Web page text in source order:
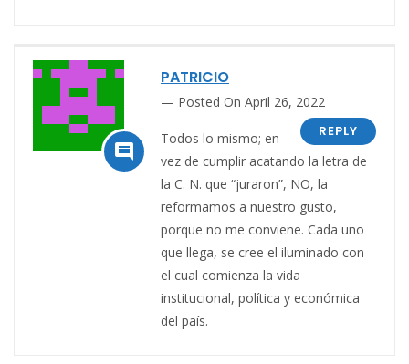

PATRICIO
Posted On April 26, 2022
REPLY
Todos lo mismo; en
vez de cumplir acatando la letra de
la C. N. que “juraron”, NO, la
reformamos a nuestro gusto,
porque no me conviene. Cada uno
que llega, se cree el iluminado con
el cual comienza la vida
institucional, política y económica
del país.